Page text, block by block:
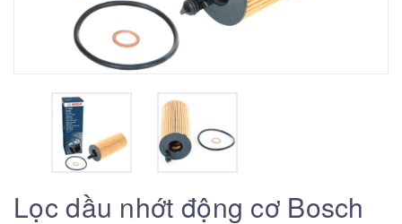
Lọc dầu nhớt động cơ Bosch